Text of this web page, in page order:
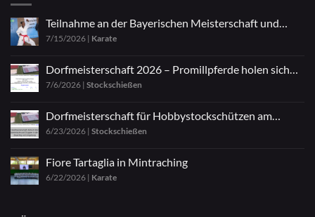
Teilnahme an der Bayerischen Meisterschaft und
Zazen
7/15/2026 | Karate
Dorfmeisterschaft 2026 – Promillpferde holen sich
den Titel
7/6/2026 | Stockschießen
Dorfmeisterschaft für Hobbystockschützen am
04.07.2026
6/23/2026 | Stockschießen
Fiore Tartaglia in Mintraching
6/22/2026 | Karate